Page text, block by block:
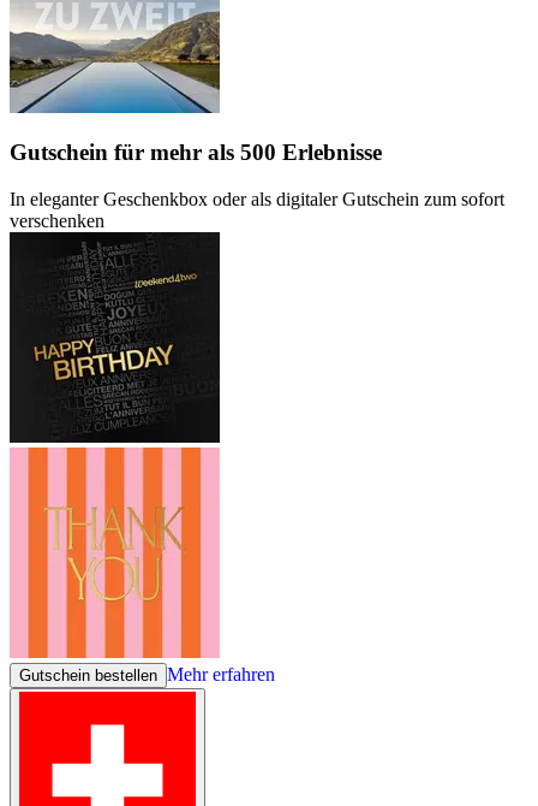
Gutschein für mehr als 500 Erlebnisse
In eleganter Geschenkbox oder als digitaler Gutschein zum sofort
verschenken
Gutschein bestellen Mehr erfahren